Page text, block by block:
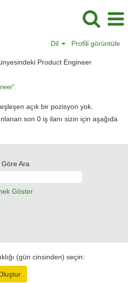
Dil Profi̇li̇ görüntüle
Product Engineer(mevcut
açık bir pozisyon yok.
son 0 iş ilanı sizin için aşağıda
Ara
Göster
(gün cinsinden) seçin: